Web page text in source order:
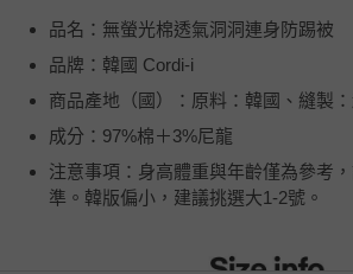
品名：無螢光棉透氣洞洞連身防踢被
品牌：韓國 Cordi-i
商品產地（國）：原料：韓國、縫製
成分：97%棉＋3%尼龍
注意事項：身高體重與年齡僅為參考
準。韓版偏小，建議挑選大1-2號。